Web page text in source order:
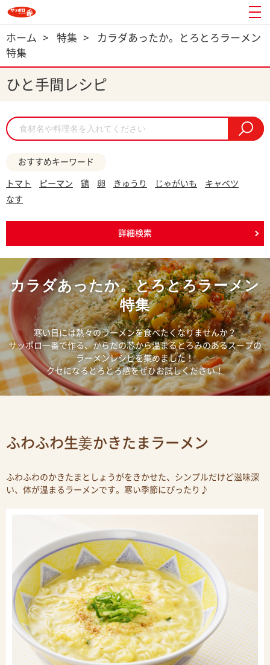
ホーム > 特集 >
カラダあったか。とろとろラーメン
特集
ひと手間レシピ
おすすめキーワード
トマト ピーマン 鶏 卵 きゅうり じゃがいも
キャベツ
なす
詳細検索
カラダあったか。とろとろラーメン
特集
寒い日には熱々のラーメンを食べたくなりませんか？
サッポロ一番で作る、からだの芯から温まるとろみのあるスープの
ラーメンレシピを集めました！
クセになるとろとろ感をぜひお試しください！
ふわふわ生姜かきたまラーメン
ふわふわのかきたまとしょうがをきかせた、シンプルだけど滋味深
い、体が温まるラーメンです。寒い季節にぴったり♪